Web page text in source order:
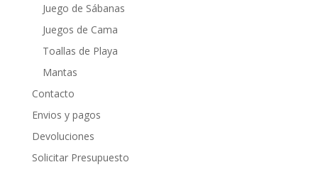
Juego de Sábanas
Juegos de Cama
Toallas de Playa
Mantas
Contacto
Envios y pagos
Devoluciones
Solicitar Presupuesto